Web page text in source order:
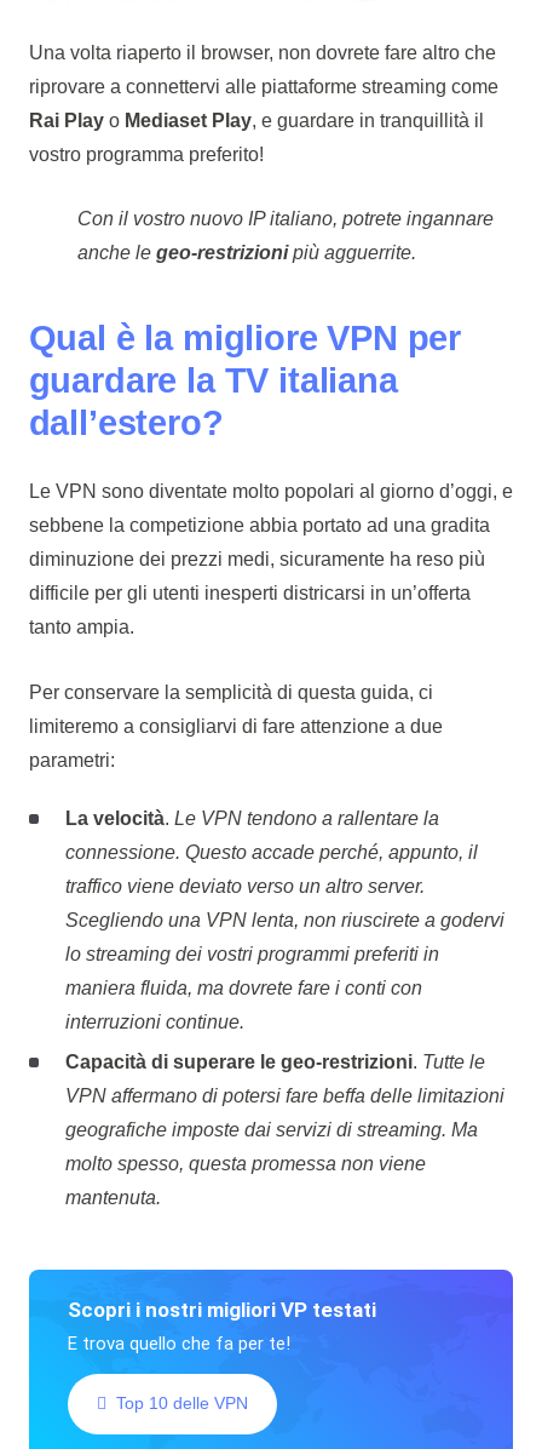
Una volta riaperto il browser, non dovrete fare altro che
riprovare a connettervi alle piattaforme streaming come
Rai Playo Mediaset Play, e guardare in tranquillità il
vostro programma preferito!
Con il vostro nuovo IP italiano, potrete ingannare
anche legeo-restrizionipiù agguerrite.
Qual è la migliore VPN per
guardare la TV italiana
dall’estero?
Le VPN sono diventate molto popolari al giorno d’oggi, e
sebbene la competizione abbia portato ad una gradita
diminuzione dei prezzi medi, sicuramente ha reso più
difficile per gli utenti inesperti districarsi in un’offerta
tanto ampia.
Per conservare la semplicità di questa guida, ci
limiteremo a consigliarvi di fare attenzione a due
parametri:
La velocità. Le VPN tendono a rallentare la
connessione. Questo accade perché, appunto, il
traffico viene deviato verso un altro server.
Scegliendo una VPN lenta, non riuscirete a godervi
lo streaming dei vostri programmi preferiti in
maniera fluida, ma dovrete fare i conti con
interruzioni continue.
Capacità di superare le geo-restrizioni. Tutte le
VPN affermano di potersi fare beffa delle limitazioni
geografiche imposte dai servizi di streaming. Ma
molto spesso, questa promessa non viene
mantenuta.
Scopri i nostri migliori VP testati
E trova quello che fa per te!
Top 10 delle VPN